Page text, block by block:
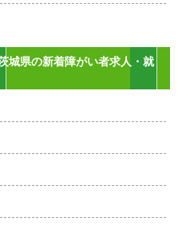
城県の新着障がい者求人・就